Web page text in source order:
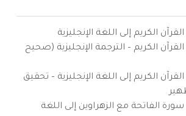
الكريم إلى اللغة الإنجليزية
الكريم – الترجمة الإنجليزية (صحيح
الكريم إلى اللغة الإنجليزية – تحقيق
الفاتحة مع الزهراوين إلى اللغة